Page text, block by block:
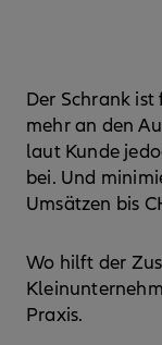
Der Schrank
mehr an den
laut Kunde
bei. Und
Umsätzen bis
Wo hilft der
Praxis.